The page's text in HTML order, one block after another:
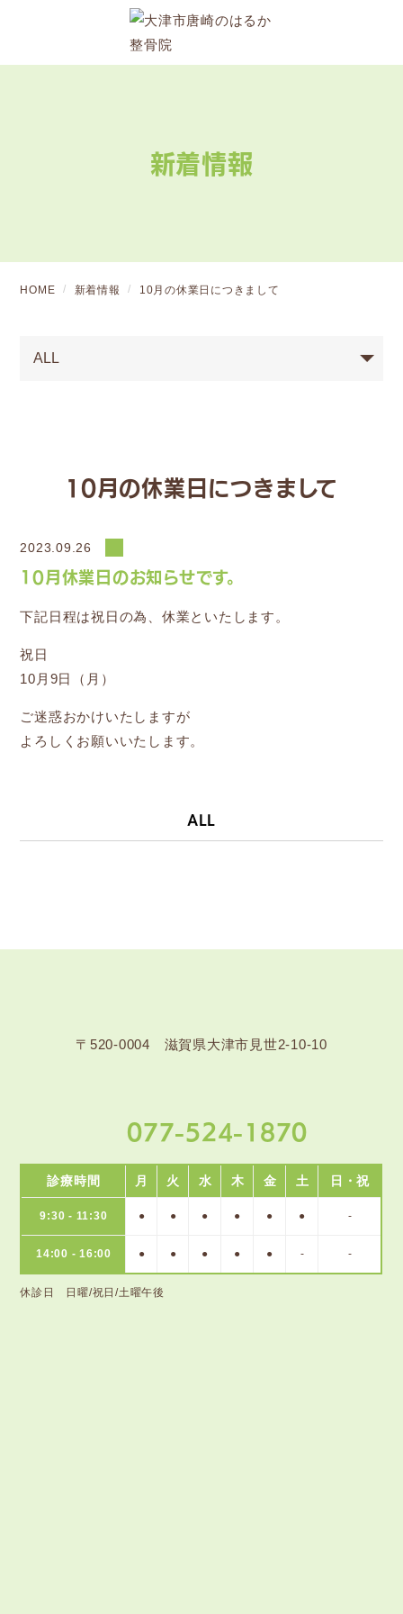
新着情報
HOME 新着情報 10月の休業日につきまして
10月の休業日につきまして
2023.09.26
10月休業日のお知らせです。
下記日程は祝日の為、休業といたします。
祝日
10月9日（月）
ご迷惑おかけいたしますが
よろしくお願いいたします。
ALL
〒520-0004 滋賀県大津市見世2-10-10
077-524-1870
診療時間 月 火 水 木 金 土 日・祝
9:30 - 11:30 ● ● ● ● ● ● -
14:00 - 16:00 ● ● ● ● ● - -
休診日 日曜/祝日/土曜午後